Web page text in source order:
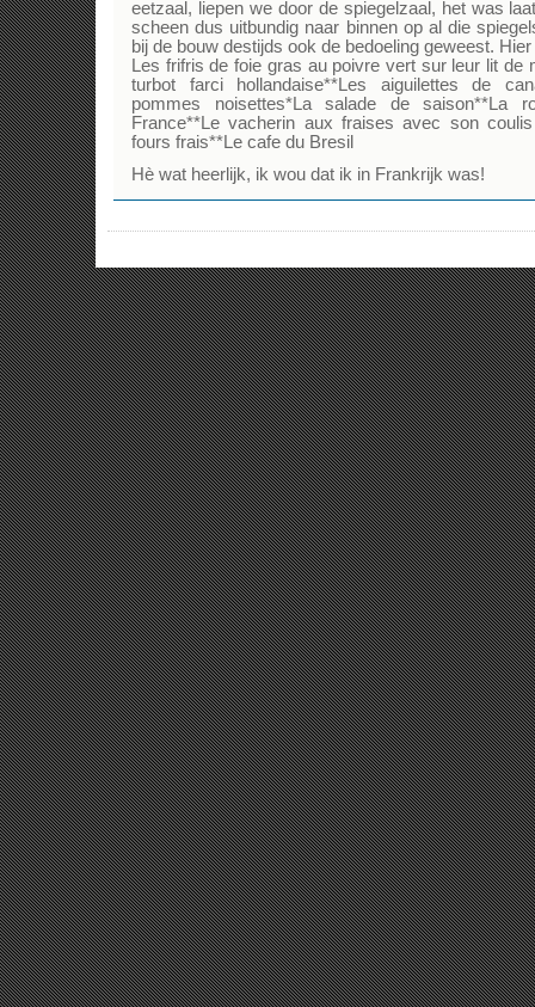
eetzaal, liepen we door de spiegelzaal, het was
scheen dus uitbundig naar binnen op al die
bij de bouw destijds ook de bedoeling geweest.
Les frifris de foie gras au poivre vert sur leur lit de
turbot farci hollandaise**Les aiguilettes de
pommes noisettes*La salade de saison**La
France**Le vacherin aux fraises avec son
fours frais**Le cafe du Bresil
Hè wat heerlijk, ik wou dat ik in Frankrijk was!